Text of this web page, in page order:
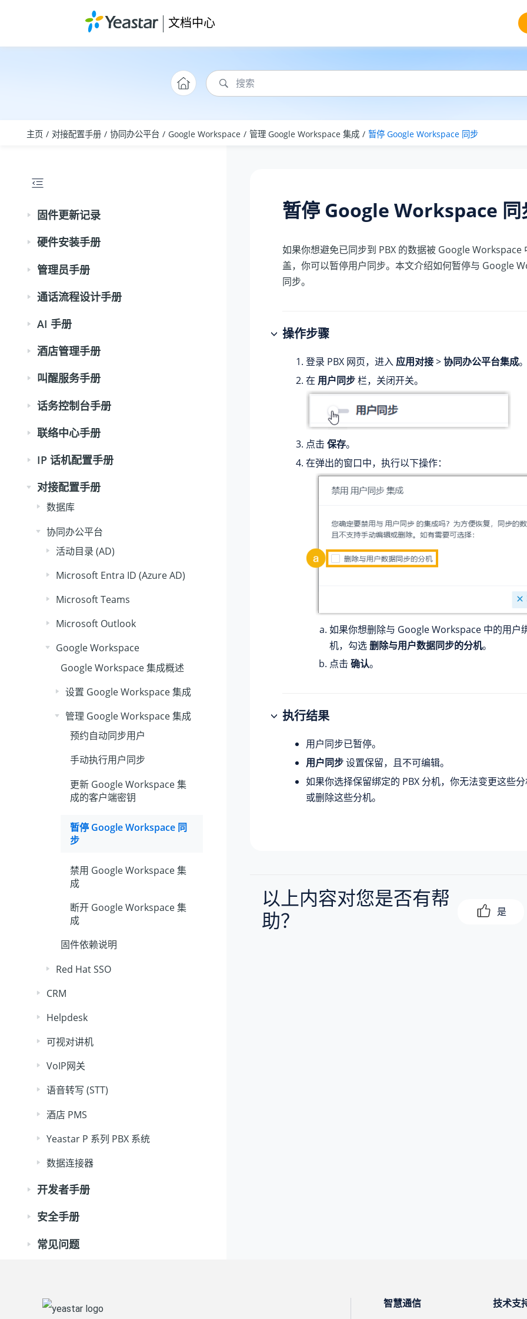
文档中心
主页 对接配置手册 协同办公平台 Google Workspace 管理 Google Workspace 集成 暂停 Google Workspace 同步
固件更新记录
硬件安装手册
管理员手册
通话流程设计手册
AI 手册
酒店管理手册
叫醒服务手册
话务控制台手册
联络中心手册
IP 话机配置手册
对接配置手册
数据库
协同办公平台
活动目录 (AD)
Microsoft Entra ID (Azure AD)
Microsoft Teams
Microsoft Outlook
Google Workspace
Google Workspace 集成概述
设置 Google Workspace 集成
管理 Google Workspace 集成
预约自动同步用户
手动执行用户同步
更新 Google Workspace 集
成的客户端密钥
暂停 Google Workspace 同
步
禁用 Google Workspace 集
成
断开 Google Workspace 集
成
固件依赖说明
Red Hat SSO
CRM
Helpdesk
可视对讲机
VoIP网关
语音转写 (STT)
酒店 PMS
Yeastar P 系列 PBX 系统
数据连接器
开发者手册
安全手册
常见问题
暂停 Google Workspace 同
如果你想避免已同步到 PBX 的数据被 Google Workspace
盖，你可以暂停用户同步。本文介绍如何暂停与 Google
同步。
操作步骤
登录 PBX 网页，进入 应用对接>协同办公平台集成
在 用户同步栏，关闭开关。
点击 保存。
在弹出的窗口中，执行以下操作：
如果你想删除与 Google Workspace 中的用户
机，勾选删除与用户数据同步的分机。
点击 确认。
执行结果
用户同步已暂停。
用户同步设置保留，且不可编辑。
如果你选择保留绑定的 PBX 分机，你无法变更这些
或删除这些分机。
以上内容对您是否有帮
助？
是
智慧通信 技术支